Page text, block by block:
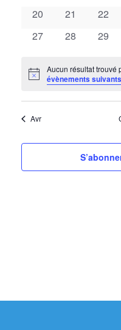
0
20
0
21
0
22
0
27
0
28
0
29
Notice
Aucun résultat trouvé
évènements suivants
Avr